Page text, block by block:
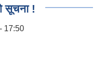
सूचना !
17:50